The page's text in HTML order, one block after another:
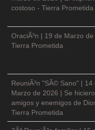
costoso - Tierra Prometida
OraciÃ³n | 19 de Marzo
Tierra Prometida
ReuniÃ³n "SÃ© Sano" | 14
Marzo de 2026 | Se
amigos y enemigos de
Tierra Prometida